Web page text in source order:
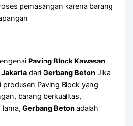
pemasangan karena barang
Paving Block Kawasan
Jakarta dariGerbang Beton Jika
produsen Paving Block yang
barang berkualitas,
lama,Gerbang Betonadalah